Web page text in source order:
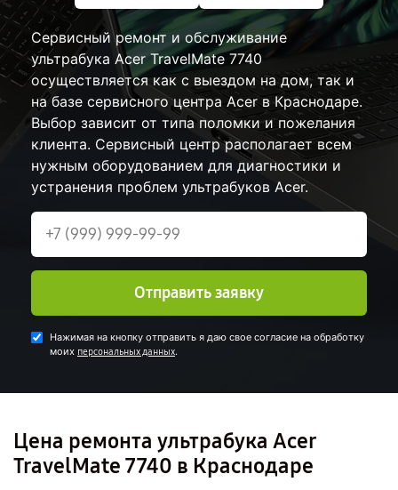
Сервисный ремонт и обслуживание
ультрабука Acer TravelMate 7740
осуществляется как с выездом на дом, так и
на базе сервисного центра Acer в Краснодаре.
Выбор зависит от типа поломки и пожелания
клиента. Сервисный центр располагает всем
нужным оборудованием для диагностики и
устранения проблем ультрабуков Acer.
Отправить заявку
Нажимая на кнопку отправить я даю свое согласие на обработку
моих персональных данных.
Цена ремонта ультрабука Acer
TravelMate 7740 в Краснодаре